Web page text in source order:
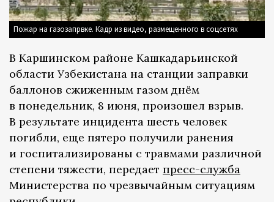
Пожар на газозапрвке. Кадр из видео, размещенного в соцсетях
В Каршинском районе Кашкадарьинской
области Узбекистана на станции заправки
баллонов сжиженным газом днём
в понедельник, 8 июня, произошел взрыв.
В результате инцидента шесть человек
погибли, еще пятеро получили ранения
и госпитализированы с травмами различной
степени тяжести, передает пресс-служба
Министерства по чрезвычайным ситуациям